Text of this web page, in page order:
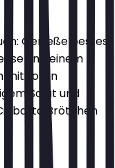
Genieße bestes
und einem
mit roten
Salat und
Brötchen